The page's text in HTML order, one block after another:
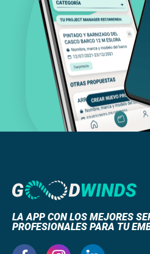
LA APP CON LOS MEJORES
PROFESIONALES PARA TU